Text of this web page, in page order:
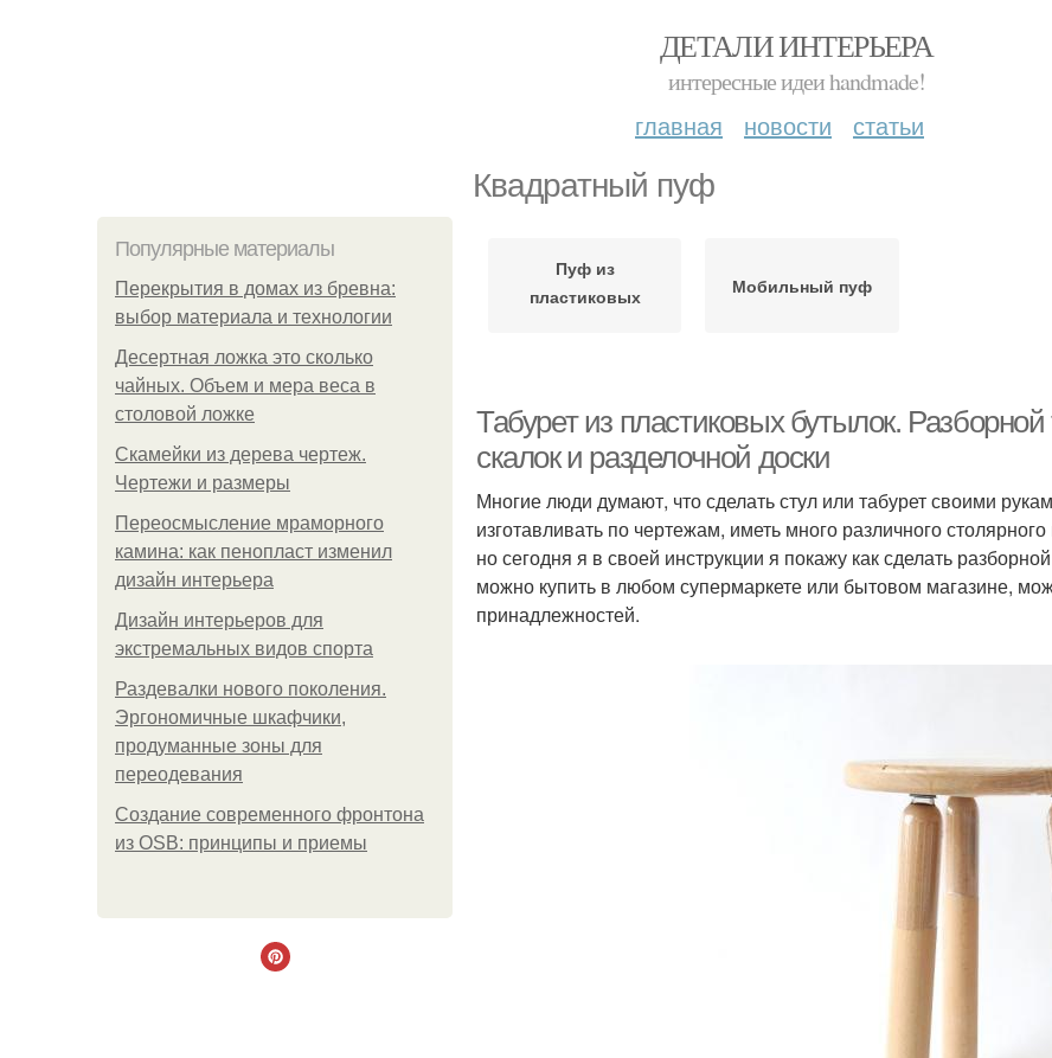
ДЕТАЛИ ИНТЕРЬЕРА
интересные идеи handmade!
главная новости статьи
Квадратный пуф
Популярные материалы
Перекрытия в домах из бревна:
выбор материала и технологии
Десертная ложка это сколько
чайных. Объем и мера веса в
столовой ложке
Скамейки из дерева чертеж.
Чертежи и размеры
Переосмысление мраморного
камина: как пенопласт изменил
дизайн интерьера
Дизайн интерьеров для
экстремальных видов спорта
Раздевалки нового поколения.
Эргономичные шкафчики,
продуманные зоны для
переодевания
Создание современного фронтона
из OSB: принципы и приемы
Пуф из
пластиковых
Мобильный пуф
Табурет из пластиковых бутылок.
скалок и разделочной доски
Многие люди думают, что сделать стул или табурет своими
изготавливать по чертежам, иметь много различного
но сегодня я в своей инструкции я покажу как сделать
можно купить в любом супермаркете или бытовом магазине,
принадлежностей.